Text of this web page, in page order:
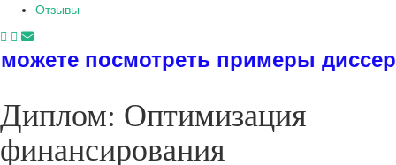
Отзывы
примеры диссертаций,
Диплом: Оптимизация
финансирования